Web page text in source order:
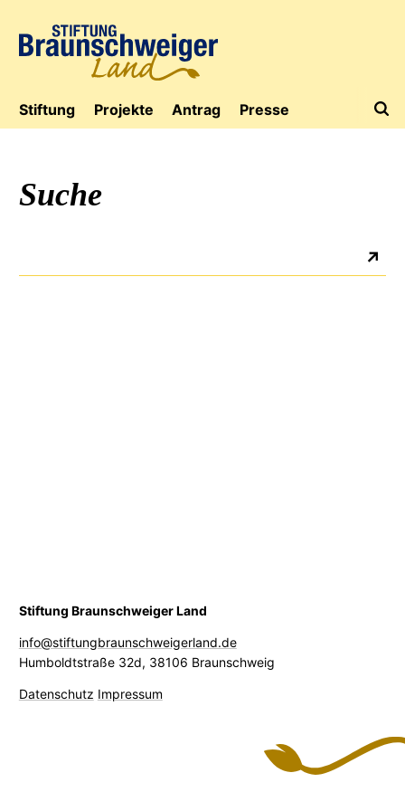
Stiftung Projekte Antrag Presse
Suche
Suchen
Stiftung Braunschweiger Land
info@stiftungbraunschweigerland.de
Humboldtstraße 32d, 38106 Braunschweig
Datenschutz Impressum